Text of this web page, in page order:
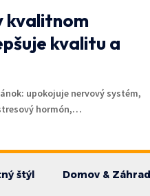
kvalitnom
kvalitu a
upokojuje nervový systém,
hormón,…
štýl Domov &